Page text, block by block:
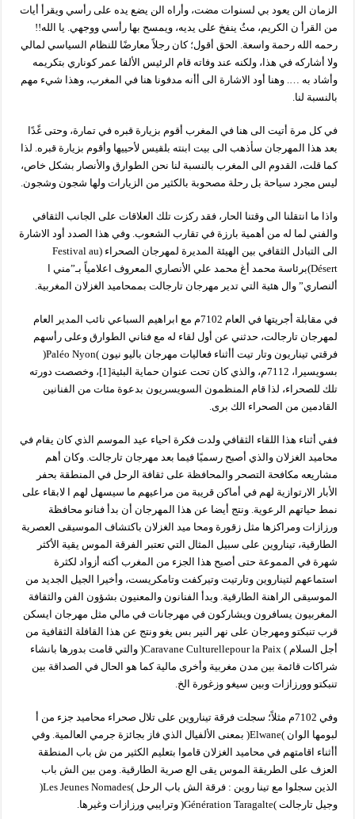
الزمان الن يعود بي لسنوات مضت، وأراه الن يضع يده على رأسي ويقرأ أيات
من القرأ ن الكريم، مثُ ينفخ على يديه، ويمسح بها رأسي ووجهي. يا الله!!
رحمه الله رحمة واسعة. الحق أقول؛ كان رجلاً معارضًا للنظام السياسي لمالي
ولا أشاركه في هذا، ولكنه عند وفاته قام الرئيس الألفا عمر كوناري بتكريمه
وأشاد به …. وهنا أود الاشارة الى أأنه مدفونا هنا في المغرب، وهذا شيء مهم
بالنسبة لنا.
في كل مرة أتيت الى هنا في المغرب أقوم بزيارة قبره في تمارة، وحتى غًدًا
بعد هذا المهرجان سأذهب الى بيت ابنته بلقيس لأحييها وأقوم بزيارة قبره. لذا
كما قلت، القدوم الى المغرب بالنسبة لنا نحن الطوارق والأنصار بشكل خاص،
ليس مجرد سياحة بل رحلة مصحوبة بالكثير من الزيارات ولها شجون وشجون.
واذا ما انتقلنا الى وقتنا الحار، فقد ركزت تلك العلاقات على الجانب الثقافي
والفني لما له من أهمية بارزة في تقارب الشعوب. وفي هذا الصدد أود الاشارة
الى التبادل الثقافي بين الهيئة المديرة لمهرجان الصحراء (Festival au
Désert)برئاسة محمد أغ محمد علي الأنصاري المعروف اعلامياً بـ”مني ا
ألنصاري” وال هئية التي تدير مهرجان تارجالت بممحاميد الغزلان المغربية.
في مقابلة أجريتها في العام 7102م مع ابراهيم السباعي نائب المدير العام
لمهرجان تارجالت، حدثني عن أول لقاء له مع فناني الطوارق وعلى رأسهم
فرقتي تيناريون وتار تيت أأثناء فعاليات مهرجان باليو نيون )Paléo Nyon(
بسويسيرا، 7112م، والذي كان تحت عنوان حماية البئية[1]، وخصصت دورته
تلك للصحراء، لذا قام المنظمون السويسريون بدعوة مئات من الفنانين
القادمين من الصحراء الك برى.
ففي أثناء هذا اللقاء الثقافي ولدت فكرة احياء عيد الموسم الذي كان يقام في
محاميد الغزلان والذي أصبح رسميًا فيما بعد مهرجان تارجالت. وكان أهم
مشاريعه مكافحة التصحر والمحافظة على ثقافة الرحل في المنطقة بحفر
الأبار الارتوازية لهم في أماكن قريبة من مراعيهم ما سيسهل لهم ا لابقاء على
نمط حياتهم الرعوية. ونتج أيضا عن هذا المهرجان أن بدأ فنانو محافظة
ورزازات ومراكزها مثل زقورة ومحا ميد الغزلان باكتشاف الموسيقى العصرية
الطارقية، تيناروين على سبيل المثال التي تعتبر الفرقة الموس يقية الأكثر
شهرة في المموعة حتى أصبح هذا الجزء من المغرب أكنه أزواد لكثرة
استماعهم لتيناروين وتارتيت وتيركفت وتامكريست، وأخيرا الجيل الجديد من
الموسيقى الراهنة الطارقية. وبدأ الفنانون والمعنيون بشؤون الفن والثقافة
المغربيون يسافرون ويشاركون في مهرجانات في مالي مثل مهرجان ايسكن
قرب تنبكتو ومهرجان على نهر النير بس يغو ونتج عن هذا القافلة الثقافية من
أجل السلام ) Caravane Culturellepour la Paix( والتي قامت بدورها بانشاء
شراكات قائمة بين مدن مغربية وأخرى مالية كما هو الحال في الصداقة بين
تنبكتو وورزازات وبين سيغو وزغورة الخ.
وفي 7102م مثلاً؛ سجلت فرقة تيناروين على تلال صحراء محاميد جزء من أ
لبومها الوان )Elwane( بمعنى الألفيال الذي فاز بجائزة جرمي العالمية. وفي
أأثناء اقامتهم في محاميد الغزلان قاموا بتعليم الكثير من ش باب المنطقة
العزف على الطريقة الموس يقى الع صرية الطارقية. ومن بين الش باب
الذين سجلوا مع تينا روين : فرقة الش باب الرحل )Les Jeunes Nomades(
وجيل تارجالت )Génération Taragalte( وترايبي ورزازات وغيرها.